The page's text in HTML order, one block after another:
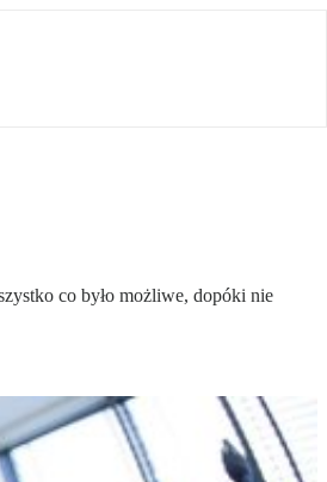
co było możliwe, dopóki nie